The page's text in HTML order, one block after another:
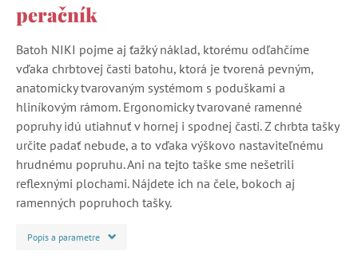
peračník
Batoh NIKI pojme aj ťažký náklad, ktorému odľahčíme
vďaka chrbtovej časti batohu, ktorá je tvorená pevným,
anatomicky tvarovaným systémom s poduškami a
hliníkovým rámom. Ergonomicky tvarované ramenné
popruhy idú utiahnuť v hornej i spodnej časti. Z chrbta tašky
určite padať nebude, a to vďaka výškovo nastaviteľnému
hrudnému popruhu. Ani na tejto taške sme nešetrili
reflexnými plochami. Nájdete ich na čele, bokoch aj
ramenných popruhoch tašky.
Popis a parametre